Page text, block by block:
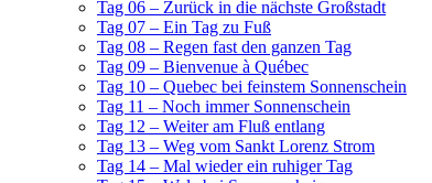
Tag 06 – Zurück in die nächste Großstadt
Tag 07 – Ein Tag zu Fuß
Tag 08 – Regen fast den ganzen Tag
Tag 09 – Bienvenue à Québec
Tag 10 – Quebec bei feinstem Sonnenschein
Tag 11 – Noch immer Sonnenschein
Tag 12 – Weiter am Fluß entlang
Tag 13 – Weg vom Sankt Lorenz Strom
Tag 14 – Mal wieder ein ruhiger Tag